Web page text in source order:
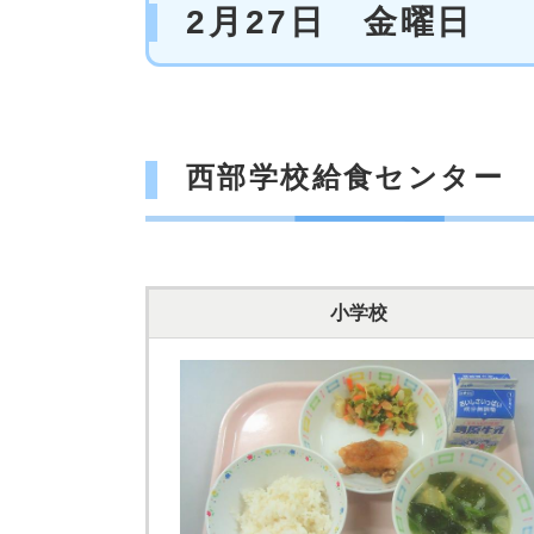
2月27日 金曜日
西部学校給食センター
小学校